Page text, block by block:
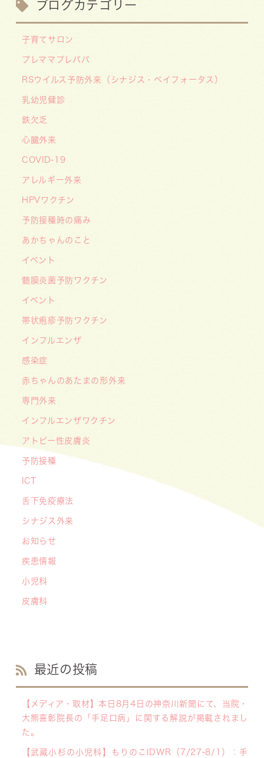
【お知らせ】川崎市の「麻しん（はしか）対策事
2026/07/07
【デジタル診察券に移行します】
2026/06/16
【メディア・取材】学研の子育て応援サイト「こ
そだてまっぷ」に大熊喜彰院長監修の記事（こど
もの日焼け対策）がアップされました！
2026/05/19
――「武蔵小杉 森のこどもクリニック」の新た
な挑戦
2026/05/08
【メディア・取材】４月１０日発売「子供の科
学」５月号の「なぜ？なぜ？どうして？」で大熊
ゴールデンウィーク（GW）の処方薬受け取りに
関する重要なお願い〜処方箋の有効期限は当日を
含めて「4日間」です〜
ブログカテゴリー
子育てサロン
プレママプレパパ
RSウイルス予防外来（シナジス・ベイフォータス）
乳幼児健診
鉄欠乏
心臓外来
COVID-19
アレルギー外来
HPVワクチン
予防接種時の痛み
あかちゃんのこと
イベント
髄膜炎菌予防ワクチン
イベント
帯状疱疹予防ワクチン
インフルエンザ
感染症
赤ちゃんのあたまの形外来
専門外来
インフルエンザワクチン
アトピー性皮膚炎
予防接種
ICT
舌下免疫療法
シナジス外来
お知らせ
疾患情報
小児科
皮膚科
最近の投稿
【メディア・取材】本日8月4日の神奈川新聞にて、当院・
大熊喜彰院長の「手足口病」に関する解説が掲載されまし
た。
【武蔵小杉の小児科】もりのこIDWR（7/27-8/1）：手